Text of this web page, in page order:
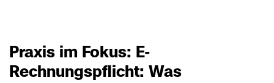
Praxis im Fokus: E-
Rechnungspflicht: Was